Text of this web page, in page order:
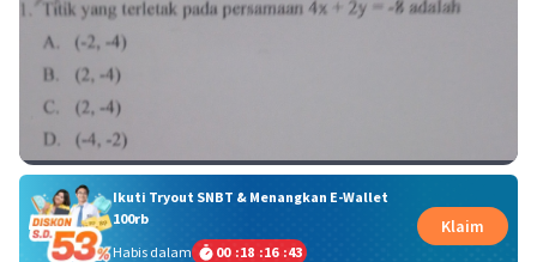
Ikuti Tryout SNBT & Menangkan E-Wallet
100rb
Habis dalam
00 :18 :16 :43
Klaim